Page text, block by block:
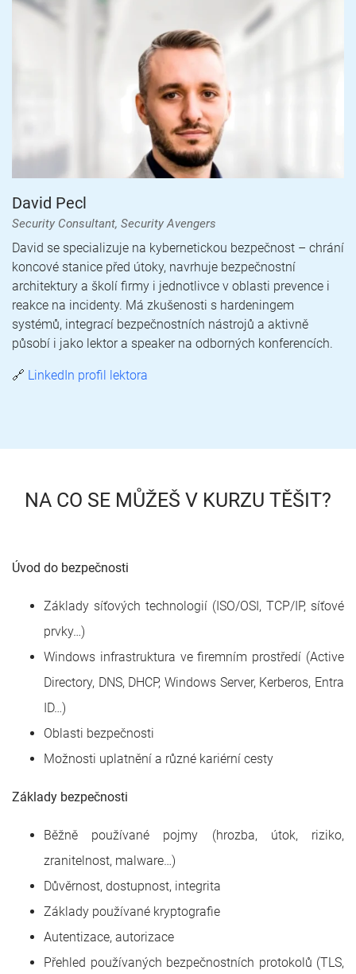
David Pecl
Security Consultant, Security Avengers
David se specializuje na kybernetickou bezpečnost –⁠ chrání
koncové stanice před útoky, navrhuje bezpečnostní
architektury a školí firmy i jednotlivce v oblasti prevence i
reakce na incidenty. Má zkušenosti s hardeningem
systémů, integrací bezpečnostních nástrojů a aktivně
působí i jako lektor a speaker na odborných konferencích.
🔗 LinkedIn profil lektora
NA CO SE MŮŽEŠ V KURZU TĚŠIT?
Úvod do bezpečnosti
Základy síťových technologií (ISO/OSI, TCP/IP, síťové
prvky…)
Windows infrastruktura ve firemním prostředí (Active
Directory, DNS, DHCP, Windows Server, Kerberos, Entra
ID…)
Oblasti bezpečnosti
Možnosti uplatnění a různé kariérní cesty
Základy bezpečnosti
Běžně používané pojmy (hrozba, útok, riziko,
zranitelnost, malware…)
Důvěrnost, dostupnost, integrita
Základy používané kryptografie
Autentizace, autorizace
Přehled používaných bezpečnostních protokolů (TLS,